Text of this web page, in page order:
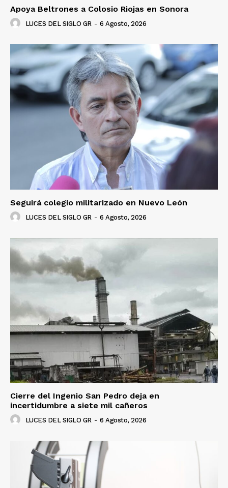
Apoya Beltrones a Colosio Riojas en Sonora
LUCES DEL SIGLO GR - 6 Agosto, 2026
Seguirá colegio militarizado en Nuevo León
LUCES DEL SIGLO GR - 6 Agosto, 2026
Cierre del Ingenio San Pedro deja en
incertidumbre a siete mil cañeros
LUCES DEL SIGLO GR - 6 Agosto, 2026